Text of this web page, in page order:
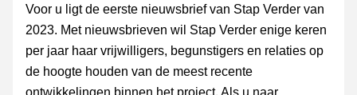
Voor u ligt de eerste nieuwsbrief van Stap Verder van
2023. Met nieuwsbrieven wil Stap Verder enige keren
per jaar haar vrijwilligers, begunstigers en relaties op
de hoogte houden van de meest recente
ontwikkelingen binnen het project. Als u naar